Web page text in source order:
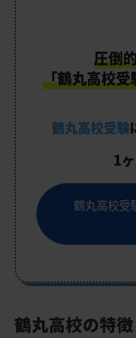
圧倒
「鶴丸高校
鶴丸高校受験
1
鶴丸高校受
鶴丸高校の特徴